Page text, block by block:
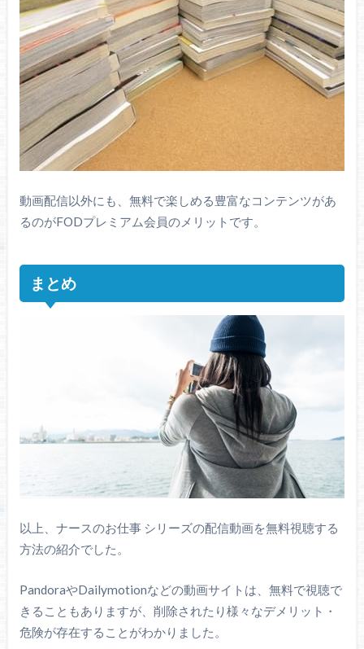
動画配信以外にも、無料で楽しめる豊富なコンテンツがあ
るのがFODプレミアム会員のメリットです。
まとめ
以上、ナースのお仕事 シリーズの配信動画を無料視聴する
方法の紹介でした。
PandoraやDailymotionなどの動画サイトは、無料で視聴で
きることもありますが、削除されたり様々なデメリット・
危険が存在することがわかりました。